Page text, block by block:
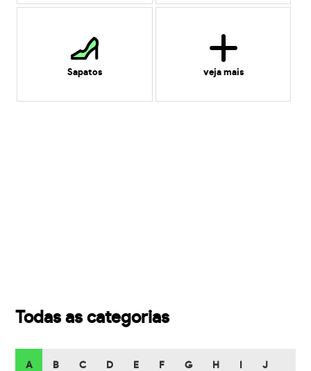
Sapatos veja mais
Todas as categorias
A B C D E F G H J